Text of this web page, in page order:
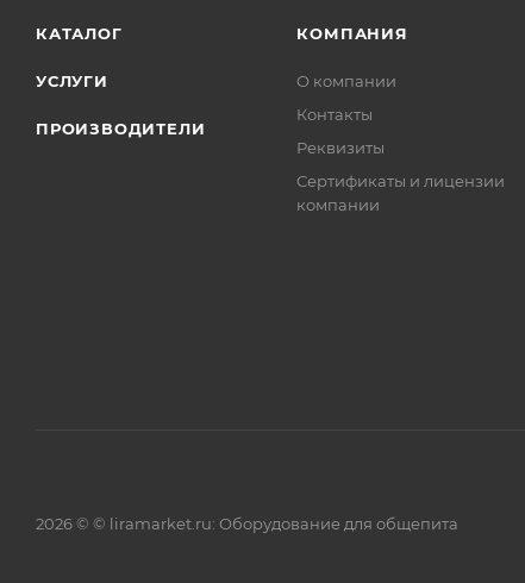
КАТАЛОГ
УСЛУГИ
ПРОИЗВОДИТЕЛИ
КОМПАНИЯ
О компании
Контакты
Реквизиты
Сертификаты и лицензии
компании
2026 © © liramarket.ru: Оборудование для общепита